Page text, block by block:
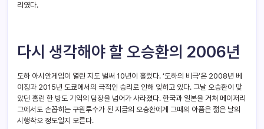
리였다.
다시 생각해야 할 오승환의 2006년
도하 아시안게임이 열린 지도 벌써 10년이 흘렀다. ‘도하의 비극’은 2008년 베
이징과 2015년 도쿄에서의 극적인 승리로 인해 잊히고 있다. 그날 오승환이 맞
았던 홈런 한 방도 기억의 담장을 넘어가 사라졌다. 한국과 일본을 거쳐 메이저리
그에서도 손꼽히는 구원투수가 된 지금의 오승환에게 그때의 아픔은 젊은 날의
시행착오 정도일지 모른다.